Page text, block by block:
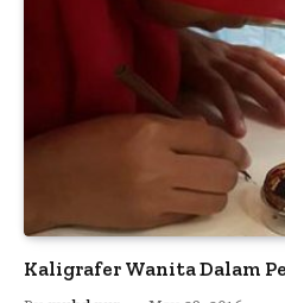
Kaligrafer Wanita Dalam